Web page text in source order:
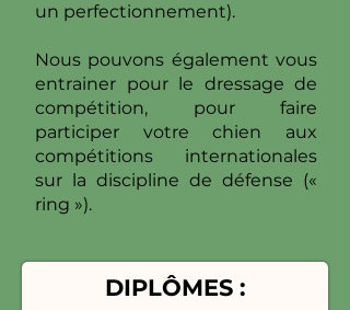
un perfectionnement).
Nous pouvons également vous
entrainer pour le dressage de
compétition, pour faire
participer votre chien aux
compétitions internationales
sur la discipline de défense («
ring »).
DIPLÔMES :